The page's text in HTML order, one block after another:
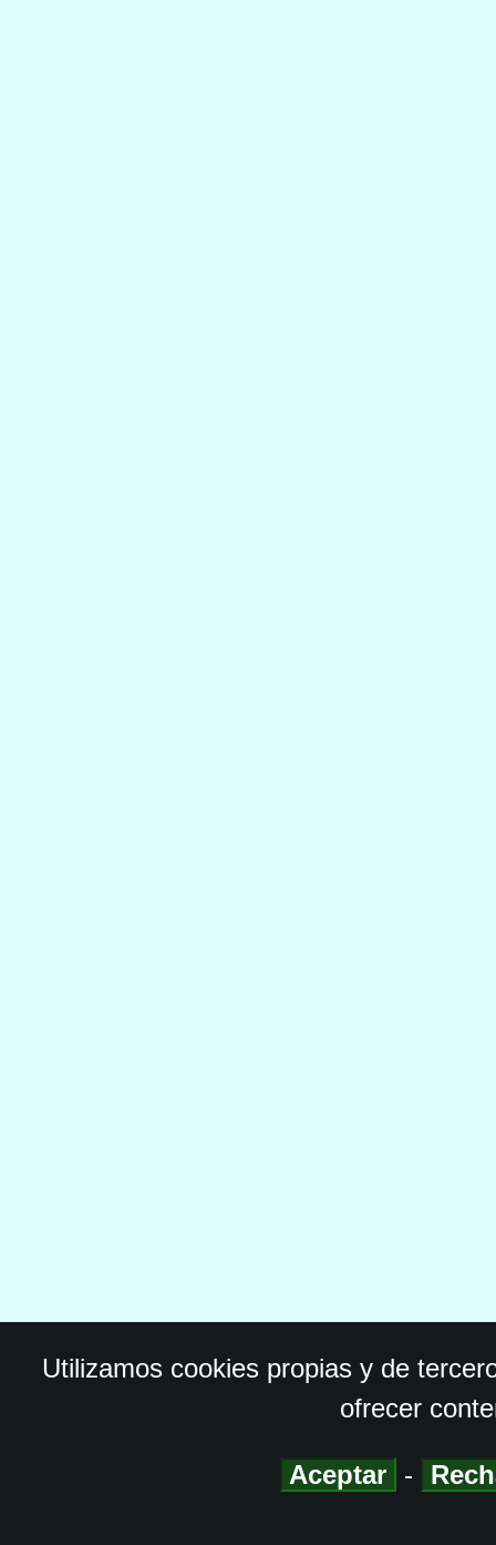
Utilizamos cookies propias y de
ofrecer
Aceptar -